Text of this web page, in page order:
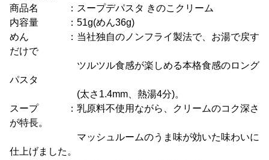
商品名 ：スープデパスタ きのこクリーム
内容量 ：51g(めん36g)
めん ：当社独自のノンフライ製法で、お湯で戻す
だけで
ツルツル食感が楽しめる本格食感のロング
パスタ
(太さ1.4mm、熱湯4分)。
スープ ：乳原料不使用ながら、クリームのコク深さ
が特長。
マッシュルームのうま味が効いた味わいに
仕上げました。